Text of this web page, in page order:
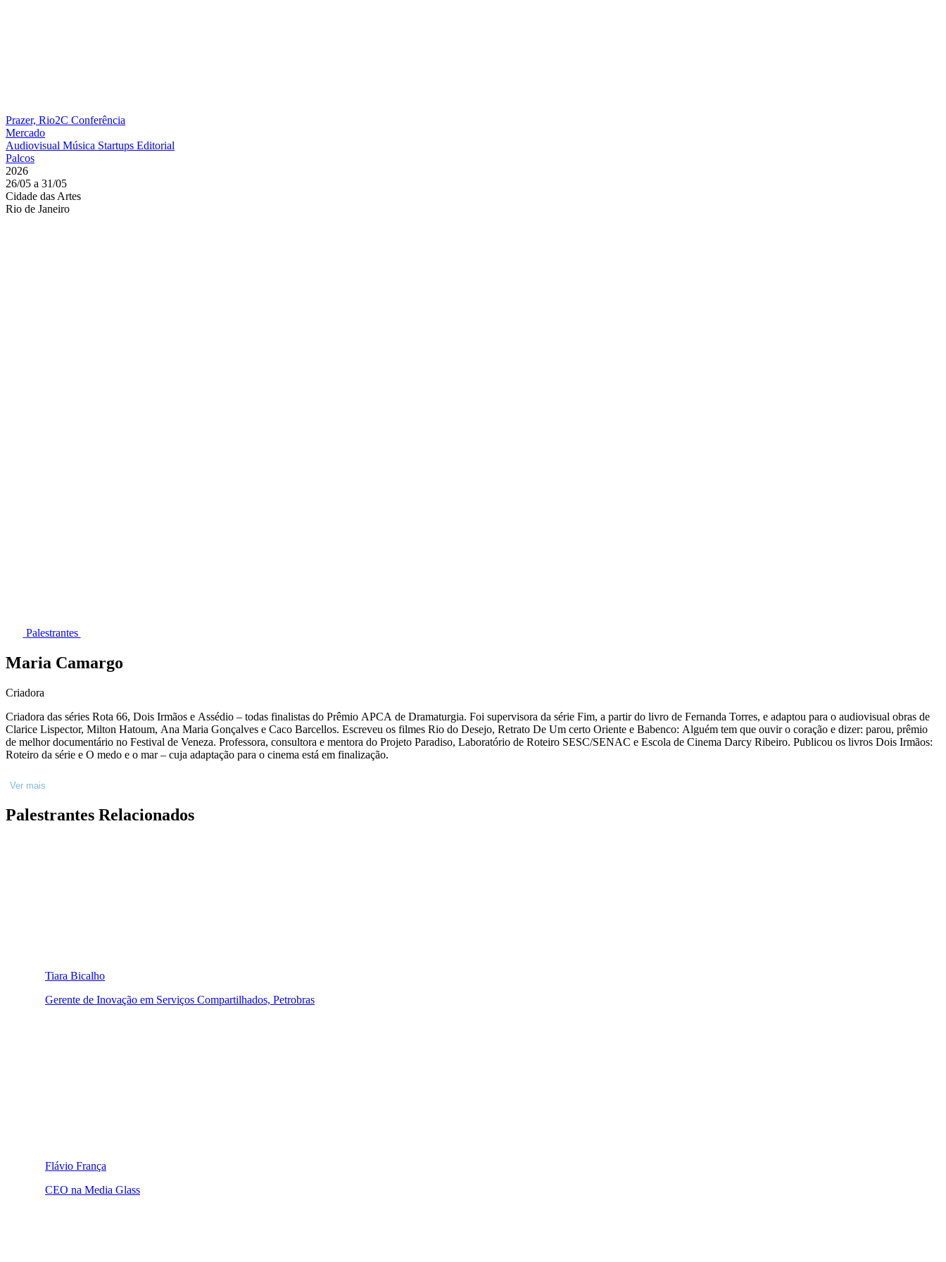
Prazer, Rio2C Conferência
Mercado
Audiovisual Música Startups Editorial
Palcos
2026
26/05 a 31/05
Cidade das Artes
Rio de Janeiro
Palestrantes
Maria Camargo
Criadora
Criadora das séries Rota 66, Dois Irmãos e Assédio – todas finalistas do Prêmio APCA de Dramaturgia. Foi supervisora da série Fim, a partir do livro de Fernanda Torres, e adaptou para o audiovisual obras de
Clarice Lispector, Milton Hatoum, Ana Maria Gonçalves e Caco Barcellos. Escreveu os filmes Rio do Desejo, Retrato De Um certo Oriente e Babenco: Alguém tem que ouvir o coração e dizer: parou, prêmio
de melhor documentário no Festival de Veneza. Professora, consultora e mentora do Projeto Paradiso, Laboratório de Roteiro SESC/SENAC e Escola de Cinema Darcy Ribeiro. Publicou os livros Dois Irmãos:
Roteiro da série e O medo e o mar – cuja adaptação para o cinema está em finalização.
Ver mais
Palestrantes Relacionados
Tiara Bicalho
Gerente de Inovação em Serviços Compartilhados, Petrobras
Flávio França
CEO na Media Glass